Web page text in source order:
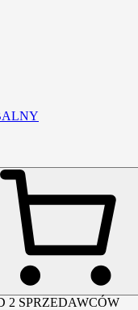
2 SPRZEDAWCÓW